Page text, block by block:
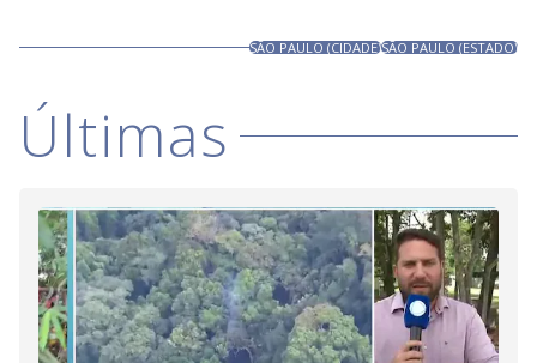
SÃO PAULO (CIDADE)SÃO PAULO (ESTADO)
Últimas